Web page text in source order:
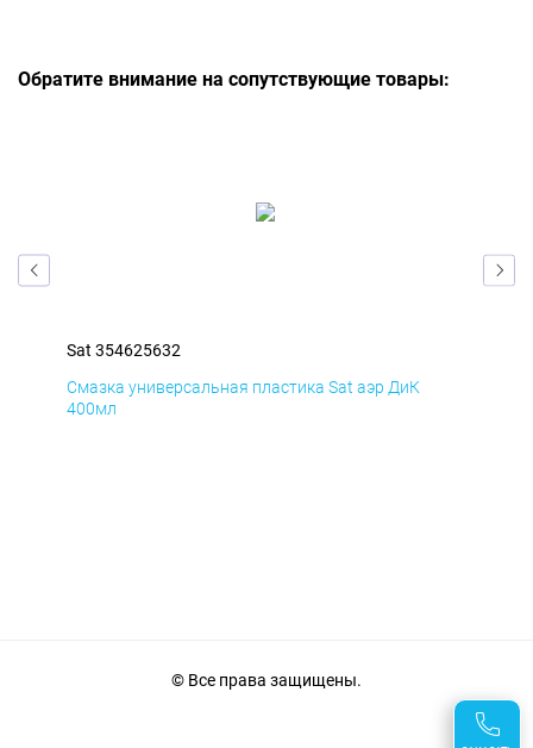
Обратите внимание на сопутствующие товары:
Sat 354625632
Смазка универсальная пластика Sat аэр ДиК
400мл
© Все права защищены.